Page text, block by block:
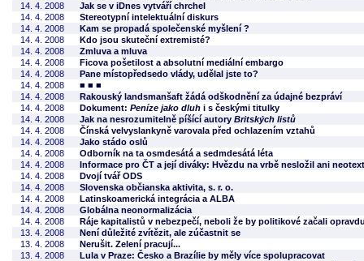
14. 4. 2008
Jak se v iDnes vytváří chrchel
14. 4. 2008
Stereotypní intelektuální diskurs
14. 4. 2008
Kam se propadá společenské myšlení ?
14. 4. 2008
Kdo jsou skuteční extremisté?
14. 4. 2008
Zmluva a mluva
14. 4. 2008
Ficova pošetilost a absolutní mediální embargo
14. 4. 2008
Pane místopředsedo vlády, udělal jste to?
14. 4. 2008
■ ■ ■
14. 4. 2008
Rakouský landsmanšaft žádá odškodnění za údajné bezpráví
14. 4. 2008
Dokument: Peníze jako dluh i s českými titulky
14. 4. 2008
Jak na nesrozumitelně píšící autory Britských listů
14. 4. 2008
Čínská velvyslankyně varovala před ochlazením vztahů
14. 4. 2008
Jako stádo oslů
14. 4. 2008
Odborník na ta osmdesátá a sedmdesátá léta
14. 4. 2008
Informace pro ČT a její diváky: Hvězdu na vrbě nesložil ani
14. 4. 2008
Dvojí tvář ODS
14. 4. 2008
Slovenska občianska aktivita, s. r. o.
14. 4. 2008
Latinskoamerická integrácia a ALBA
14. 4. 2008
Globálna neonormalizácia
14. 4. 2008
Ráje kapitalistů v nebezpečí, neboli že by politikové začali
13. 4. 2008
Není důležité zvítězit, ale zúčastnit se
13. 4. 2008
Nerušit. Zelení pracují...
13. 4. 2008
Lula v Praze: Česko a Brazílie by měly více spolupracovat